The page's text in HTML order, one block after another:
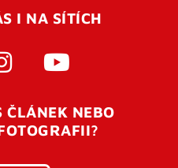
je potřeba
odeslání
účet ověří a můžete se
složku SPAM ve
I NA SÍTÍCH
ČLÁNEK NEBO